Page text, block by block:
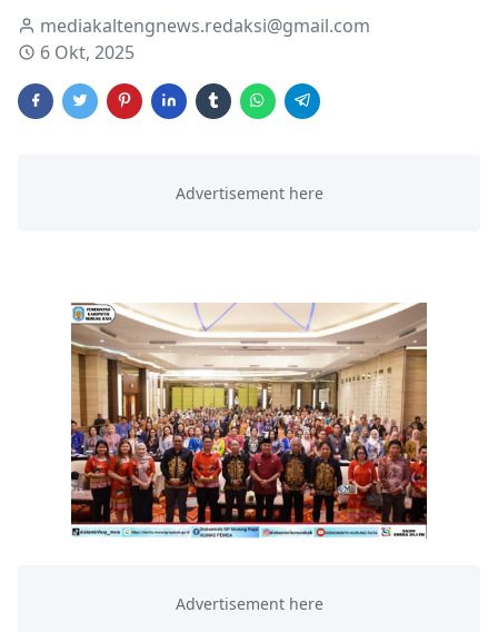
mediakaltengnews.redaksi@gmail.com
6 Okt, 2025